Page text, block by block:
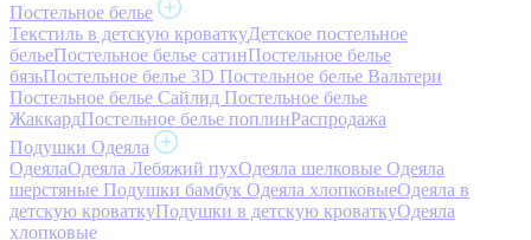
Постельное белье
Текстиль в детскую кроваткуДетское постельное
бельеПостельное белье сатинПостельное белье
бязьПостельное белье 3D Постельное белье Вальтери
Постельное белье Сайлид Постельное белье
ЖаккардПостельное белье поплинРаспродажа
Подушки Одеяла
ОдеялаОдеяла Лебяжий пухОдеяла шелковые Одеяла
шерстяные Подушки бамбук Одеяла хлопковыеОдеяла в
детскую кроваткуПодушки в детскую кроваткуОдеяла
хлопковые